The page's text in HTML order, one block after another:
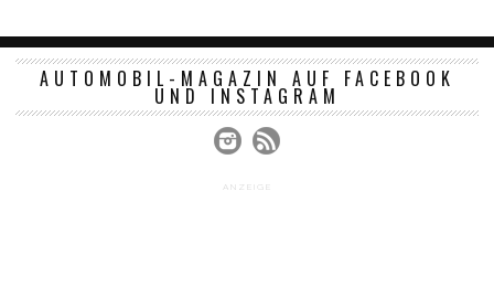
AUTOMOBIL-MAGAZIN AUF FACEBOOK
UND INSTAGRAM
ANZEIGE